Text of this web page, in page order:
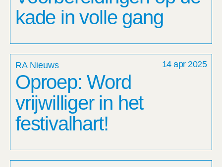
kade in volle gang
RA Nieuws 14 apr 2025
Oproep: Word
vrijwilliger in het
festivalhart!